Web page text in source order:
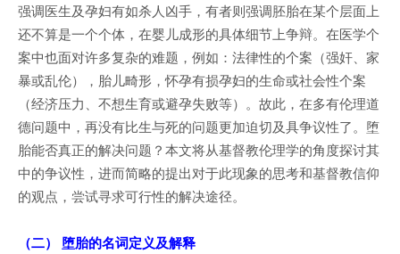
强调医生及孕妇有如杀人凶手，有者则强调胚胎在某个层面上
还不算是一个个体，在婴儿成形的具体细节上争辩。在医学个
案中也面对许多复杂的难题，例如：法律性的个案（强奸、家
暴或乱伦），胎儿畸形，怀孕有损孕妇的生命或社会性个案
（经济压力、不想生育或避孕失败等）。故此，在多有伦理道
德问题中，再没有比生与死的问题更加迫切及具争议性了。堕
胎能否真正的解决问题？本文将从基督教伦理学的角度探讨其
中的争议性，进而简略的提出对于此现象的思考和基督教信仰
的观点，尝试寻求可行性的解决途径。
（二） 堕胎的名词定义及解释